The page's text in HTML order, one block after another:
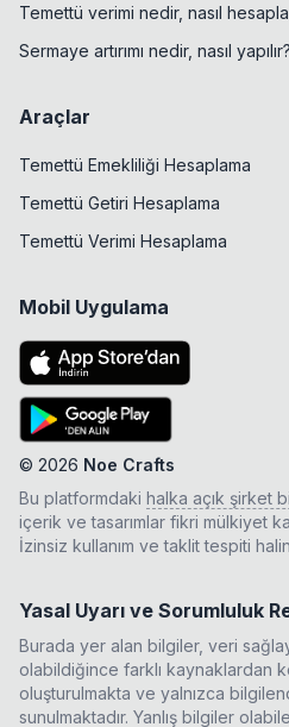
Temettü verimi nedir, nasıl
Sermaye artırımı nedir, nasıl yapılır?
Araçlar
Temettü Emekliliği Hesaplama
Temettü Getiri Hesaplama
Temettü Verimi Hesaplama
Mobil Uygulama
© 2026 Noe Crafts
Bu platformdaki halka açık şirket
içerik ve tasarımlar fikri mülkiyet
İzinsiz kullanım ve taklit tespiti
Yasal Uyarı ve Sorumluluk
Burada yer alan bilgiler, veri
olabildiğince farklı kaynaklardan
oluşturulmakta ve yalnızca
sunulmaktadır. Yanlış bilgiler